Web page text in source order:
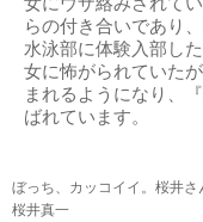
らの付き合いであり
水泳部に体験入部し
女に怖がられていた
まれるようになり、
ばれています。
ぼっち、カッコイイ。桜井さ
桜井真一